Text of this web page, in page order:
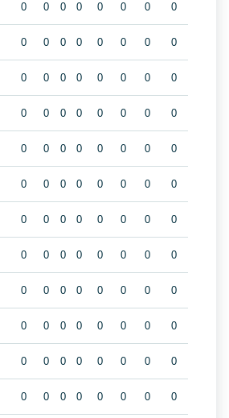
0 0 0 0 0 0 0 0
0 0 0 0 0 0 0 0
0 0 0 0 0 0 0 0
0 0 0 0 0 0 0 0
0 0 0 0 0 0 0 0
0 0 0 0 0 0 0 0
0 0 0 0 0 0 0 0
0 0 0 0 0 0 0 0
0 0 0 0 0 0 0 0
0 0 0 0 0 0 0 0
0 0 0 0 0 0 0 0
0 0 0 0 0 0 0 0